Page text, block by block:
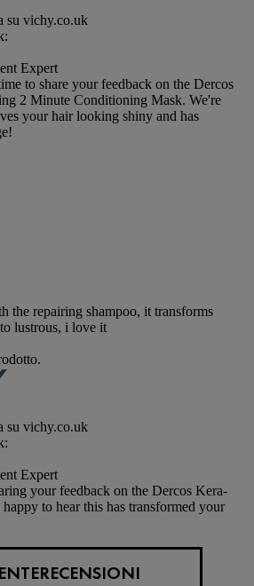
su vichy.co.uk
Expert
to share your feedback on the Dercos
2 Minute Conditioning Mask. We're
your hair looking shiny and has
the repairing shampoo, it transforms
lustrous, i love it
su vichy.co.uk
Expert
your feedback on the Dercos Kera-
to hear this has transformed your